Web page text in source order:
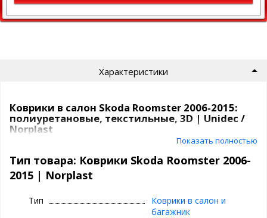
Характеристики
Коврики в салон Skoda Roomster 2006-2015:
полиуретановые, текстильные, 3D | Unidec /
Norplast
Коврики Unidec в атомобиль от компаниии Норпласт бывают
изполиуретана итекстиля.
Roomster 2006-2015
Показать полностью
Тип товара: Коврики Skoda Roomster 2006-
2015 | Norplast
Тип
Коврики в салон и
багажник